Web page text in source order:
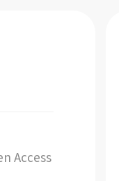
Access